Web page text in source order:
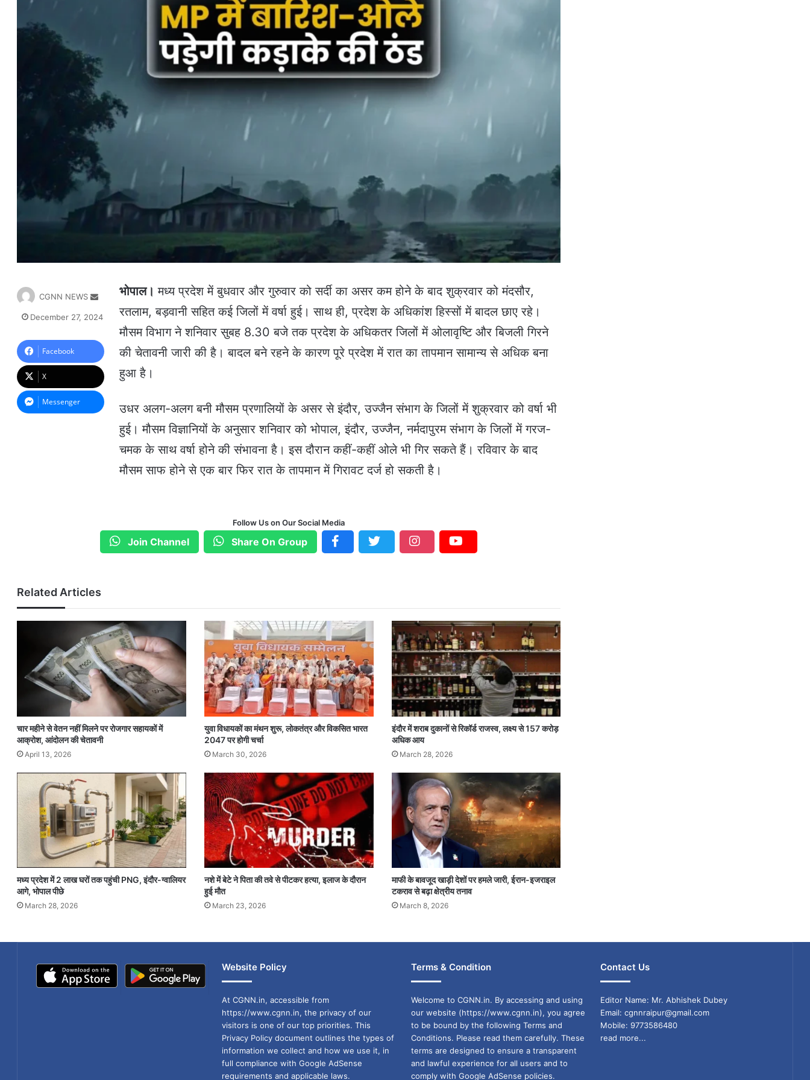
भोपाल। मध्य प्रदेश में बुधवार और गुरुवार को सर्दी का असर कम होने के बाद शुक्रवार को मंदसौर,
रतलाम, बड़वानी सहित कई जिलों में वर्षा हुई। साथ ही, प्रदेश के अधिकांश हिस्सों में बादल छाए रहे।
मौसम विभाग ने शनिवार सुबह 8.30 बजे तक प्रदेश के अधिकतर जिलों में ओलावृष्टि और बिजली गिरने
की चेतावनी जारी की है। बादल बने रहने के कारण पूरे प्रदेश में रात का तापमान सामान्य से अधिक बना
हुआ है।
उधर अलग-अलग बनी मौसम प्रणालियों के असर से इंदौर, उज्जैन संभाग के जिलों में शुक्रवार को वर्षा भी
हुई। मौसम विज्ञानियों के अनुसार शनिवार को भोपाल, इंदौर, उज्जैन, नर्मदापुरम संभाग के जिलों में गरज-
चमक के साथ वर्षा होने की संभावना है। इस दौरान कहीं-कहीं ओले भी गिर सकते हैं। रविवार के बाद
मौसम साफ होने से एक बार फिर रात के तापमान में गिरावट दर्ज हो सकती है।
CGNN NEWS
n
a
n
e
m
a
i
December 27, 2024
Facebook
X
Messenger
Follow Us on Our Social Media
Join Channel Share On Group
Related Articles
चार महीने से वेतन नहीं मिलने पर रोजगार सहायकों में
आक्रोश, आंदोलन की चेतावनी
April 13, 2026
युवा विधायकों का मंथन शुरू, लोकतंत्र और विकसित भारत
2047 पर होगी चर्चा
March 30, 2026
इंदौर में शराब दुकानों से रिकॉर्ड राजस्व, लक्ष्य से 157 करोड़
अधिक आय
March 28, 2026
मध्य प्रदेश में 2 लाख घरों तक पहुंची PNG, इंदौर-ग्वालियर
आगे, भोपाल पीछे
March 28, 2026
नशे में बेटे ने पिता की तवे से पीटकर हत्या, इलाज के दौरान
हुई मौत
March 23, 2026
माफी के बावजूद खाड़ी देशों पर हमले जारी, ईरान-इजराइल
टकराव से बढ़ा क्षेत्रीय तनाव
March 8, 2026
Website Policy
At CGNN.in, accessible from
https://www.cgnn.in, the privacy of our
visitors is one of our top priorities. This
Privacy Policy document outlines the types of
information we collect and how we use it, in
full compliance with Google AdSense
requirements and applicable laws.
Terms & Condition
Welcome to CGNN.in. By accessing and using
our website (https://www.cgnn.in), you agree
to be bound by the following Terms and
Conditions. Please read them carefully. These
terms are designed to ensure a transparent
and lawful experience for all users and to
comply with Google AdSense policies.
Contact Us
Editor Name: Mr. Abhishek Dubey
Email: cgnnraipur@gmail.com
Mobile: 9773586480
read more...